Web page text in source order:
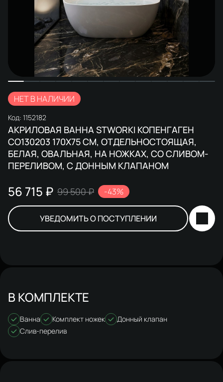
НЕТ В НАЛИЧИИ
Код: 1152182
АКРИЛОВАЯ ВАННА STWORKI КОПЕНГАГЕН
CO130203 170X75 СМ, ОТДЕЛЬНОСТОЯЩАЯ,
БЕЛАЯ, ОВАЛЬНАЯ, НА НОЖКАХ, СО СЛИВОМ-
ПЕРЕЛИВОМ, С ДОННЫМ КЛАПАНОМ
56 715 ₽ 99 500 ₽ -43%
УВЕДОМИТЬ О ПОСТУПЛЕНИИ
В КОМПЛЕКТЕ
Ванна Комплект ножек
Донный клапан
Слив-перелив